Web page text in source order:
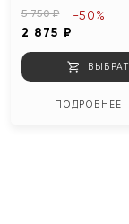
5 750 ₽
2 875 ₽
-50%
ПОДРОБНЕЕ